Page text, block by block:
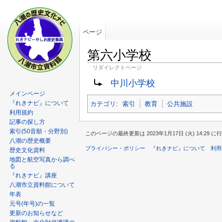
第六小学校
リダイレクトページ
中川小学校
カテゴリ : 索引 教育 公共施設
ページ
メインページ
『れきナビ』について
利用規約
記事の探し方
索引(50音順・分野別)
八潮の歴史概要
歴史文化資料
地図と航空写真から調べ
る
『れきナビ』講座
八潮市立資料館について
年表
元号(年号)の一覧
更新のお知らせなど
このページの最終更新は 2023年1月17日 (火) 14:29 に行
プライバシー・ポリシー 『れきナビ』について 利